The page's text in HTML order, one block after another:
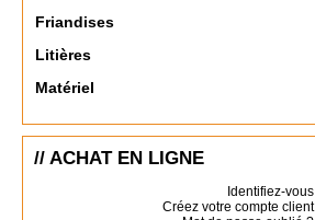
Friandises
Litières
Matériel
// ACHAT EN LIGNE
Identifiez-vous
Créez votre compte client